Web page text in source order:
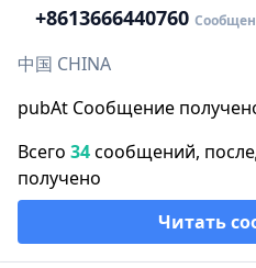
+8613666440760
中国 CHINA
pubAt Сообщение
Всего 34сообщений,
получено
Читать